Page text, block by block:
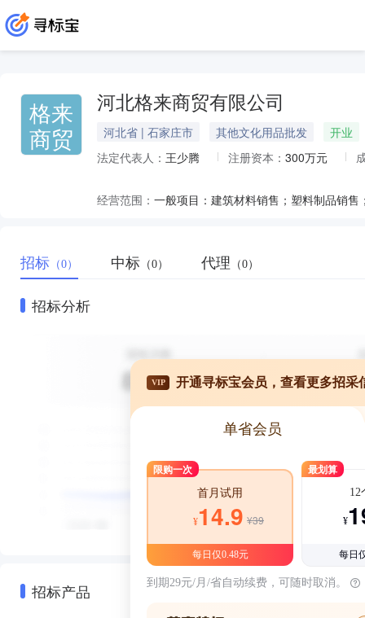
格来
商贸
河北格来商贸有限公司
河北省 | 石家庄市 其他文化用品批发
开业
法定代表人： 王少腾 注册资本： 300万元
经营范围：
招标 （0） 中标 （0） 代理 （0）
招标分析
招标产品
VIP 开通寻标宝会员，查看更多招采
单省会员
限购一次
首月试用
¥14.9 ¥39
每日仅0.48元
最划算
12
¥
每日
到期29元/月/省自动续费，可随时取消。